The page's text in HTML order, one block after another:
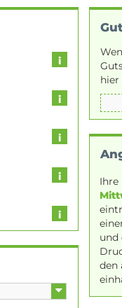
hier
Ihre
und
den